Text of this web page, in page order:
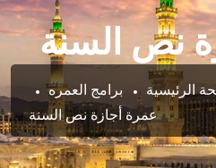
نص السنة
الرئيسية
برامج العمره
عمرة أجازة نص السنة